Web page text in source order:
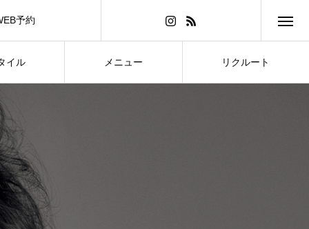
イル メニュー リクルート
予約